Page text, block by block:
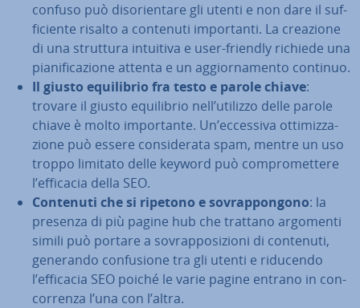
confuso può di­so­rien­ta­re gli utenti e non dare il suf­
fi­cien­te risalto a contenuti im­por­tan­ti. La creazione
di una struttura intuitiva e user-friendly richiede una
pia­ni­fi­ca­zio­ne attenta e un ag­gior­na­men­to continuo.
Il giusto equi­li­brio fra testo e parole chiave:
trovare il giusto equi­li­brio nell’utilizzo delle parole
chiave è molto im­por­tan­te. Un’eccessiva ot­ti­miz­za­
zio­ne può essere con­si­de­ra­ta spam, mentre un uso
troppo limitato delle keyword può com­pro­met­te­re
l’efficacia della SEO.
Contenuti che si ripetono e so­vrap­pon­go­no: la
presenza di più pagine hub che trattano argomenti
simili può portare a so­vrap­po­si­zio­ni di contenuti,
generando con­fu­sio­ne tra gli utenti e riducendo
l’efficacia SEO poiché le varie pagine entrano in con­
cor­ren­za l’una con l’altra.